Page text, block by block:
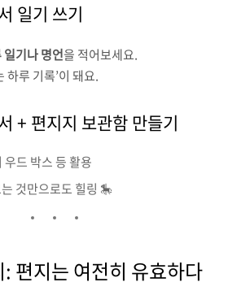
일기 쓰기
일기나 명언을 적어보세요.
하루 기록’이 돼요.
+ 편지지 보관함 만들기
드 박스 등 활용
것만으로도 힐링 🎠
편지는 여전히 유효하다